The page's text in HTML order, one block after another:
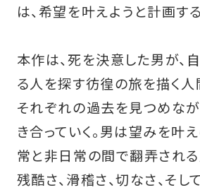
は、希望を叶えようと計画す
本作は、死を決意した男が、
る人を探す彷徨の旅を描く人
それぞれの過去を見つめなが
き合っていく。男は望みを叶
常と非日常の間で翻弄され
残酷さ、滑稽さ、切なさ、そ